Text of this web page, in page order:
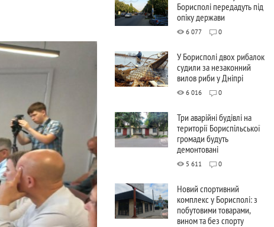
Борисполі передадуть під
опіку держави
6 077 0
У Борисполі двох рибалок
судили за незаконний
вилов риби у Дніпрі
6 016 0
Три аварійні будівлі на
території Бориспільської
громади будуть
демонтовані
5 611 0
Новий спортивний
комплекс у Борисполі: з
побутовими товарами,
вином та без спорту